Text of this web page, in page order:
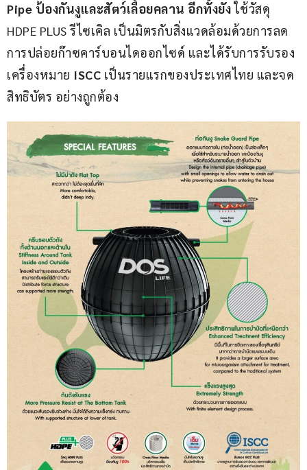
Pipe ป้องกันงูและสัตว์เลื้อยคลาน อีกทั้งยัง ใช้วัสดุ
HDPE PLUS รีไซเคิล เป็นมิตรกับสิ่งแวดล้อมด้วยการลด
การปล่อยก๊าซคาร์บอนไดออกไซด์ และได้รับการรับรอง
เครื่องหมาย ISCC เป็นรายแรกของประเทศไทย และจด
สิทธิบัตร อย่างถูกต้อง